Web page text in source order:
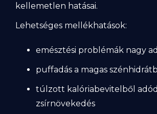
kellemetlen hatásai.
Lehetséges mellékhatások:
emésztési problémák nagy
puffadás a magas
túlzott kalóriabevitelből
zsírnövekedés